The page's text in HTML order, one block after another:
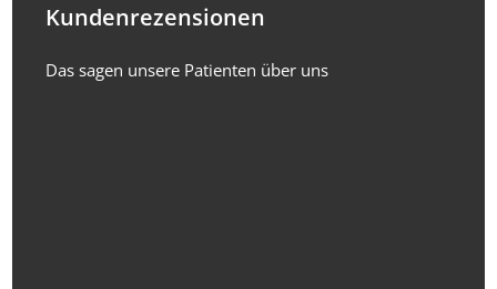
Kundenrezensionen
Das sagen unsere Patienten über uns